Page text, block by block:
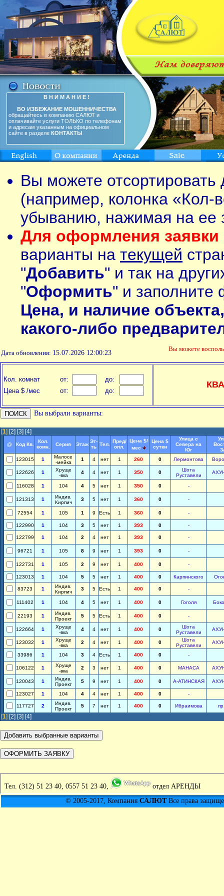
В Н И М А Н И Е !
ВО ИЗБЕЖАНИЕ МОШЕННИЧЕСТВА
обращайтесь в компанию САЛЮТ и
оплачивайте услуги ТОЛЬКО по телефонам
и адресам указанным на официальном
сайте в разделе КОНТАКТЫ
Вы можете
(например, колонка «Кол-
убыванию, нажимая на ее
Для оформления заявки
варианты на текущей
"Добавить" и так на
"Оформить" и заполните
Цена, и наличие
какого-либо
Дата обновления: 15.07.2026 12:00:23
Вы можете
Кол. комнат от:
до:
Цена $ /мес
от: до:
Вы выбрали варианты:
[1] [2] [3] [4]
@ Код Кв.
Кол.
комн.
Серия Этаж
Эт-
ть Тел.
Пред/
опл.
Цена $/
мес
Цена $
сутки
Улица с
Севера на
Юг
123015
1
Малосе
-мейка
1 4 нет 1 260 0 Лермонтова
122626 1
Хруще
-вка
4 4 нет 1 350 0
Шота
Руставели
116028 1 104 4 5 нет 1 350 0 -
121313 1
Индив.
Кирпич
3 5 нет 1 360 0 -
72554 1 105 1 9 Есть 1 360 0 -
122990 1 104 3 5 нет 1 393 0 -
122799 1 104 2 4 нет 1 393 0 -
96721 1 105 8 9 нет 1 393 0 -
122731 1 105 2 9 нет 1 400 0 -
123013 1 104 5 5 нет 1 400 0 Карпинского
83723 1
Индив.
Кирпич
3 5 Есть 1 400 0 -
111402 1 104 4 5 нет 1 400 0 Гоголя
22193 1
Индив.
Проект
5 5 Есть 1 400 0 -
122664 1
Хруще
-вка
4 4 нет 1 400 0
Шота
Руставели
123032 1
Хруще
-вка
2 4 нет 1 400 0
Шота
Руставели
33986 1 104 3 4 Есть 1 400 0 -
106122 1
Хруще
-вка
2 3 нет 1 400 0 МАНАСА
120043 1
Индив.
Проект
5 9 нет 1 400 0 А-АТИНСКАЯ
123027 1 104 4 4 нет 1 400 0 -
117727 2
Индив.
Проект
5 7 нет 1 400 0 Ибраимова
[1] [2] [3] [4]
Тел. (312) 51 23 40, 0557 51 23 40,
отдел АРЕНДЫ
© 2005-2017, Компания САЛЮТВсе права